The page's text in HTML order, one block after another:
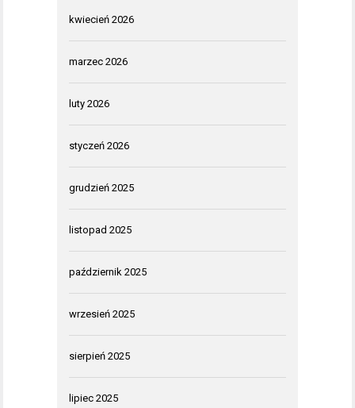
kwiecień 2026
marzec 2026
luty 2026
styczeń 2026
grudzień 2025
listopad 2025
październik 2025
wrzesień 2025
sierpień 2025
lipiec 2025